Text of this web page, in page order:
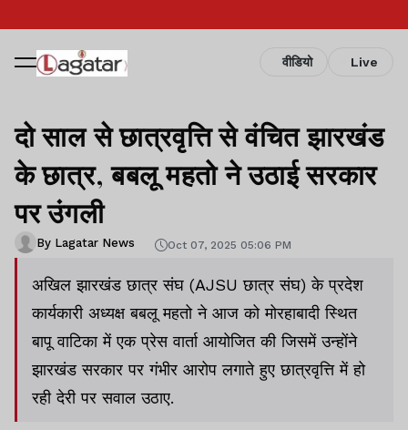
वीडियो Live
दो साल से छात्रवृत्ति से वंचित झारखंड
के छात्र, बबलू महतो ने उठाई सरकार
पर उंगली
By Lagatar News Oct 07, 2025 05:06 PM
अखिल झारखंड छात्र संघ (AJSU छात्र संघ) के प्रदेश
कार्यकारी अध्यक्ष बबलू महतो ने आज को मोरहाबादी स्थित
बापू वाटिका में एक प्रेस वार्ता आयोजित की जिसमें उन्होंने
झारखंड सरकार पर गंभीर आरोप लगाते हुए छात्रवृत्ति में हो
रही देरी पर सवाल उठाए.